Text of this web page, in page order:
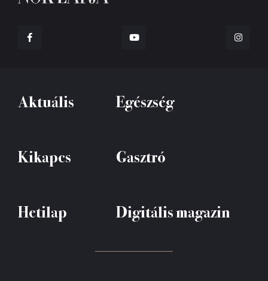
Aktuális Egészség
Kikapcs Gasztró
Hetilap Digitális magazin